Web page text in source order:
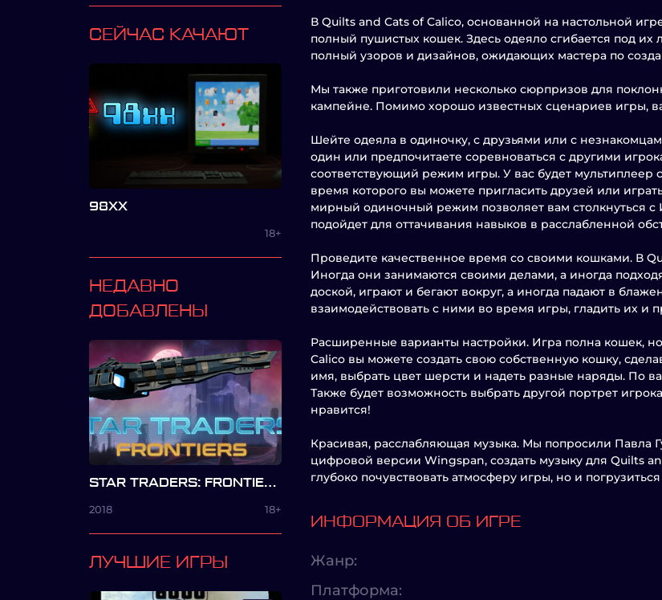
СЕЙЧАС КАЧАЮТ
98XX
18+
НЕДАВНО
ДОБАВЛЕНЫ
STAR TRADERS: FRONTIERS
2018 18+
ЛУЧШИЕ ИГРЫ
В Quilts and Cats of Calico, основанной на настольной
полный пушистых кошек. Здесь одеяло сгибается под
полный узоров и дизайнов, ожидающих мастера по
Мы также приготовили несколько сюрпризов для
кампейне. Помимо хорошо известных сценариев игры,
Шейте одеяла в одиночку, с друзьями или с
один или предпочитаете соревноваться с другими
соответствующий режим игры. У вас будет
время которого вы можете пригласить друзей или
мирный одиночный режим позволяет вам столкнуться
подойдет для оттачивания навыков в расслабленной
Проведите качественное время со своими кошками. В
Иногда они занимаются своими делами, а иногда
доской, играют и бегают вокруг, а иногда падают в
взаимодействовать с ними во время игры, гладить их и
Расширенные варианты настройки. Игра полна кошек,
Calico вы можете создать свою собственную кошку,
имя, выбрать цвет шерсти и надеть разные наряды. По
Также будет возможность выбрать другой портрет
нравится!
Красивая, расслабляющая музыка. Мы попросили Павла
цифровой версии Wingspan, создать музыку для Quilts
глубоко почувствовать атмосферу игры, но и
ИНФОРМАЦИЯ ОБ ИГРЕ
Жанр:
Платформа: